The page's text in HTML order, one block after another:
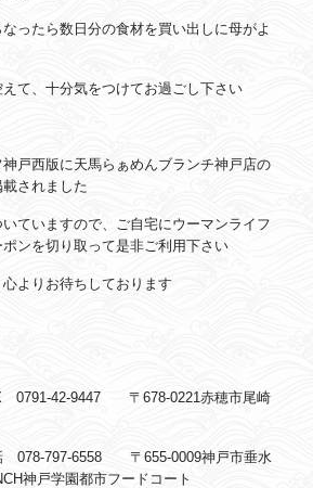
ったら数日分の食材を買い出しに母がよ
て、十分気をつけてお過ごし下さい
戸西版に天馬らぁめんブランチ神戸店の
されました
ていますので、ご自宅にウーマンライフ
ンを切り取って是非ご利用下さい
よりお待ちしております
0791-42-9447 〒678-0221赤穂市尾崎
797-6558 〒655-0009神戸市垂水
神戸学園都市フードコート